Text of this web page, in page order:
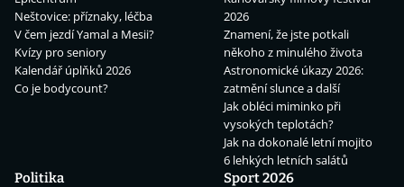
Neštovice: příznaky, léčba
V čem jezdí Yamal a Mesii?
Kvízy pro seniory
Kalendář úplňků 2026
Co je bodycount?
2026
Znamení, že jste potkali
někoho z minulého života
Astronomické úkazy 2026:
zatmění slunce a další
Jak obléci miminko při
vysokých teplotách?
Jak na dokonalé letní mojito
6 lehkých letních salátů
Politika
Sport 2026